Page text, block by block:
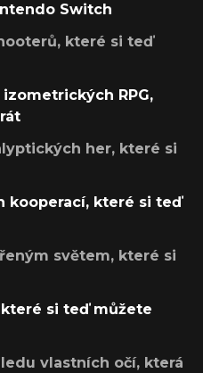
Switch
které si teď
RPG,
her, které si
kooperací, které si teď
světem, které si
si teď můžete
vlastních očí, která